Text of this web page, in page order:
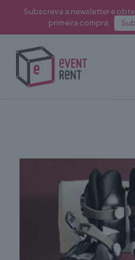
Subscreva a newsletter e
primeira compra.